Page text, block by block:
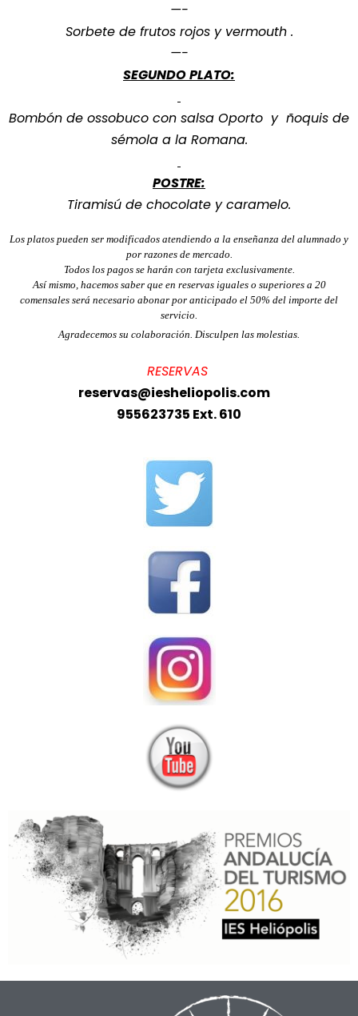
—-
Sorbete de frutos rojos y vermouth .
—-
SEGUNDO PLATO:
Bombón de ossobuco con salsa Oporto y ñoquis de
sémola a la Romana.
POSTRE:
Tiramisú de chocolate y caramelo.
Los platos pueden ser modificados atendiendo a la enseñanza del alumnado y
por razones de mercado.
Todos los pagos se harán con tarjeta exclusivamente.
Así mismo, hacemos saber que en reservas iguales o superiores a 20
comensales será necesario abonar por anticipado el 50% del importe del
servicio.
Agradecemos su colaboración. Disculpen las molestias.
RESERVAS
reservas@iesheliopolis.com
955623735 Ext. 610